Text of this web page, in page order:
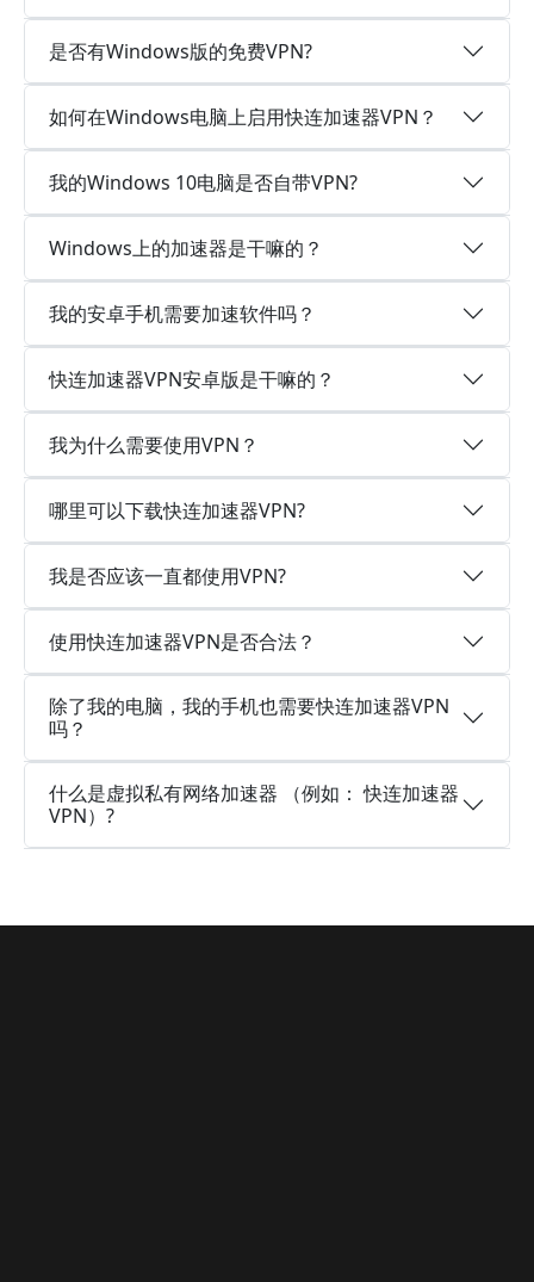
是否有Windows版的免费VPN?
如何在Windows电脑上启用快连加速器VPN？
我的Windows 10电脑是否自带VPN?
Windows上的加速器是干嘛的？
我的安卓手机需要加速软件吗？
快连加速器VPN安卓版是干嘛的？
我为什么需要使用VPN？
哪里可以下载快连加速器VPN?
我是否应该一直都使用VPN?
使用快连加速器VPN是否合法？
除了我的电脑，我的手机也需要快连加速器VPN
吗？
什么是虚拟私有网络加速器 （例如： 快连加速器
VPN）?